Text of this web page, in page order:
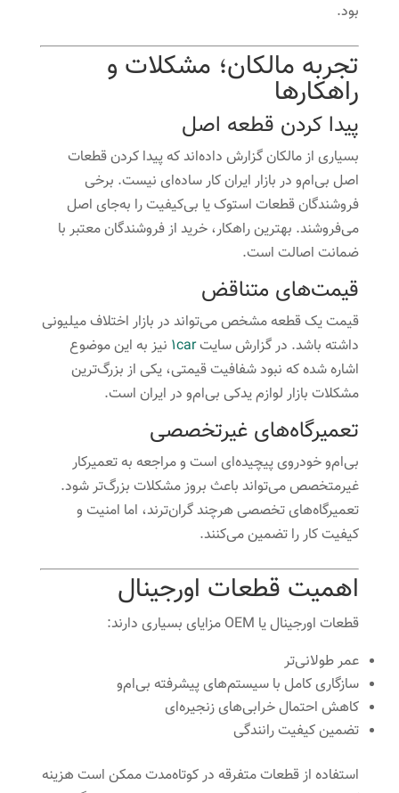
بود.
تجربه مالکان؛ مشکلات و
راهکارها
پیدا کردن قطعه اصل
بسیاری از مالکان گزارش داده‌اند که پیدا کردن قطعات
اصل بی‌ام‌و در بازار ایران کار ساده‌ای نیست. برخی
فروشندگان قطعات استوک یا بی‌کیفیت را به‌جای اصل
می‌فروشند. بهترین راهکار، خرید از فروشندگان معتبر با
ضمانت اصالت است.
قیمت‌های متناقض
قیمت یک قطعه مشخص می‌تواند در بازار اختلاف میلیونی
داشته باشد. در گزارش سایت1car نیز به این موضوع
اشاره شده که نبود شفافیت قیمتی، یکی از بزرگ‌ترین
مشکلات بازار لوازم یدکی بی‌ام‌و در ایران است.
تعمیرگاه‌های غیرتخصصی
بی‌ام‌و خودروی پیچیده‌ای است و مراجعه به تعمیرکار
غیرمتخصص می‌تواند باعث بروز مشکلات بزرگ‌تر شود.
تعمیرگاه‌های تخصصی هرچند گران‌ترند، اما امنیت و
کیفیت کار را تضمین می‌کنند.
اهمیت قطعات اورجینال
قطعات اورجینال یا OEM مزایای بسیاری دارند:
عمر طولانی‌تر
سازگاری کامل با سیستم‌های پیشرفته بی‌ام‌و
کاهش احتمال خرابی‌های زنجیره‌ای
تضمین کیفیت رانندگی
استفاده از قطعات متفرقه در کوتاه‌مدت ممکن است هزینه